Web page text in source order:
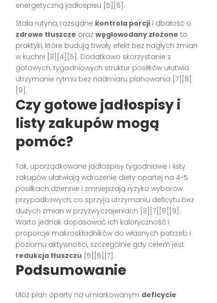
energetyczną jadłospisu [5][6].
Stała rutyna, rozsądne kontrola porcji i dbałość o
zdrowe tłuszcze orazwęglowodany złożone to
praktyki, które budują trwały efekt bez nagłych zmian
w kuchni [3][4][5]. Dodatkowo skorzystanie z
gotowych, tygodniowych struktur posiłków ułatwia
utrzymanie rytmu bez nadmiaru planowania [7][8]
[9].
Czy gotowe jadłospisy i
listy zakupów mogą
pomóc?
Tak, uporządkowane jadłospisy tygodniowe i listy
zakupów ułatwiają wdrożenie diety opartej na 4-5
posiłkach dziennie i zmniejszają ryzyko wyborów
przypadkowych, co sprzyja utrzymaniu deficytu bez
dużych zmian w przyzwyczajeniach [3][7][8][9].
Warto jednak dopasować ich kaloryczność i
proporcje makroskładników do własnych potrzeb i
poziomu aktywności, szczególnie gdy celem jest
redukcja tłuszczu [5][6][7].
Podsumowanie
Ułóż plan oparty na umiarkowanym deficycie